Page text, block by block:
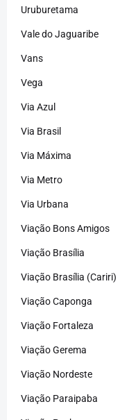
Uruburetama
Vale do Jaguaribe
Vans
Vega
Via Azul
Via Brasil
Via Máxima
Via Metro
Via Urbana
Viação Bons Amigos
Viação Brasília
Viação Brasília (Cariri)
Viação Caponga
Viação Fortaleza
Viação Gerema
Viação Nordeste
Viação Paraipaba